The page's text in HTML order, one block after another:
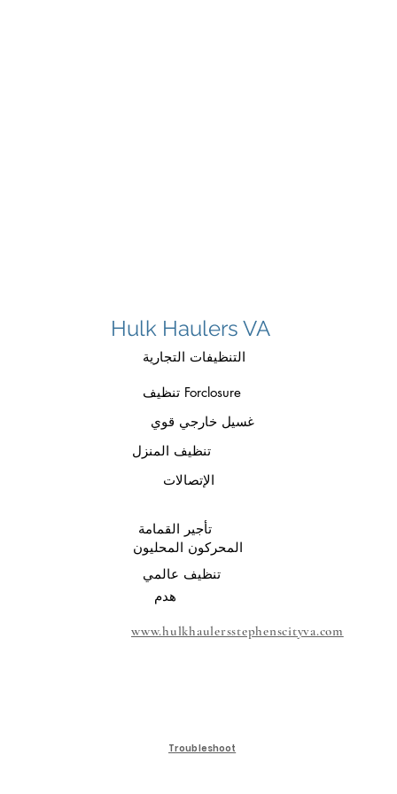
Hulk Haulers VA
التنظيفات التجارية
تنظيف Forclosure
غسيل خارجي قوي
تنظيف المنزل
الإتصالات
تأجير القمامة
المحركون المحليون
تنظيف عالمي
هدم
www.hulkhaulersstephenscityva.com
Troubleshoot